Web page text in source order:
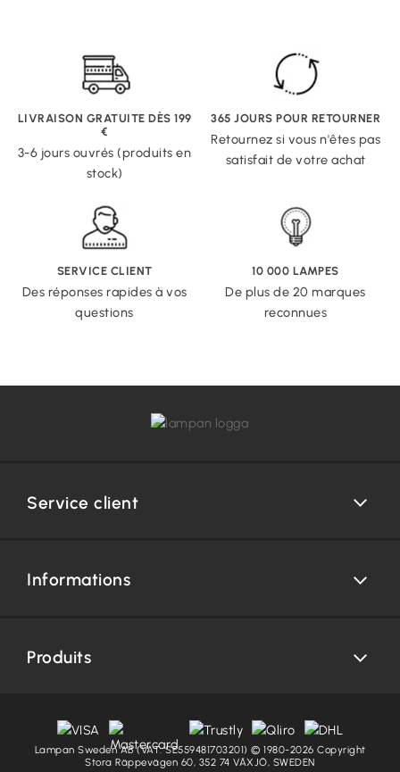
LIVRAISON GRATUITE DÈS 199
€
3-6 jours ouvrés (produits en
stock)
365 JOURS POUR RETOURNER
Retournez si vous n'êtes pas
satisfait de votre achat
SERVICE CLIENT
Des réponses rapides à vos
questions
10 000 LAMPES
De plus de 20 marques
reconnues
Service client
Informations
Produits
Lampan Sweden AB (VAT: SE559481703201) © 1980-2026 Copyright
Stora Räppevägen 60, 352 74 VÄXJÖ, SWEDEN